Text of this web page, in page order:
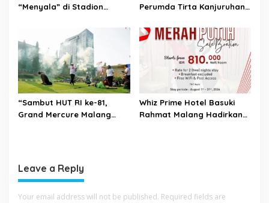
“Menyala” di Stadion
Perumda Tirta Kanjuruhan
Pembagian Bendera Merah
Putih Tahun 2026
“Sambut HUT RI ke-81,
Grand Mercure Malang
Whiz Prime Hotel Basuki
Rahmat Malang Hadirkan
Leave a Reply
Your email address will not be published. Required fields are